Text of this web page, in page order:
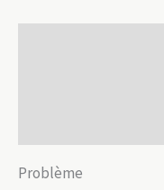
&
Problème